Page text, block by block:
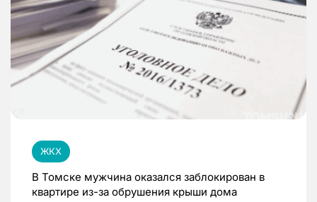
ЖКХ
В Томске мужчина оказался заблокирован в
квартире из-за обрушения крыши дома